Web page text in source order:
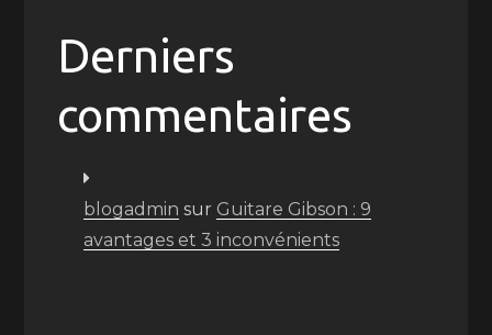
Derniers
commentaires
blogadmin sur Guitare Gibson : 9
avantages et 3 inconvénients